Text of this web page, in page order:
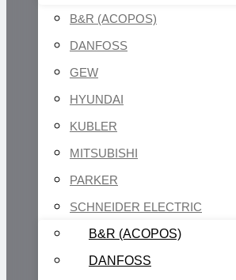
B&R (ACOPOS)
DANFOSS
GEW
HYUNDAI
KUBLER
MITSUBISHI
PARKER
SCHNEIDER ELECTRIC
B&R (ACOPOS)
DANFOSS